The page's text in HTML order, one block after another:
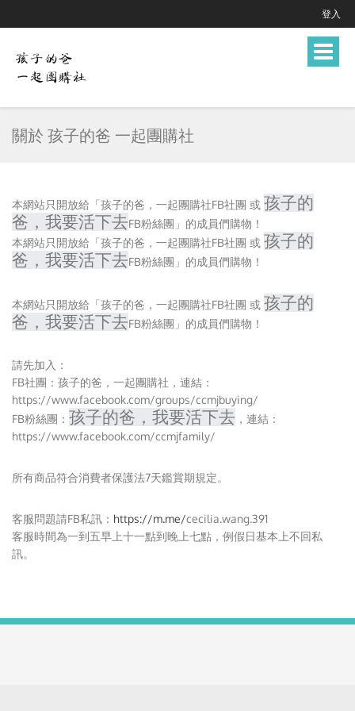
登入
Toggle
關於 孩子的爸 一起團購社
本網站只開放給「孩子的爸，一起團購社FB社團 或 孩子的
爸，我要活下去FB粉絲團」的成員們購物！
本網站只開放給「孩子的爸，一起團購社FB社團 或 孩子的
爸，我要活下去FB粉絲團」的成員們購物！
本網站只開放給「孩子的爸，一起團購社FB社團 或 孩子的
爸，我要活下去FB粉絲團」的成員們購物！
請先加入：
FB社團： 孩子的爸，一起團購社 ，連結：
https://www.facebook.com/groups/ccmjbuying/
FB粉絲團： 孩子的爸，我要活下去 ，連結：
https://www.facebook.com/ccmjfamily/
所有商品符合消費者保護法7天鑑賞期規定。
客服問題請FB私訊： https://m.me/cecilia.wang.391
客服時間為一到五早上十一點到晚上七點，例假日基本上不回私
訊。